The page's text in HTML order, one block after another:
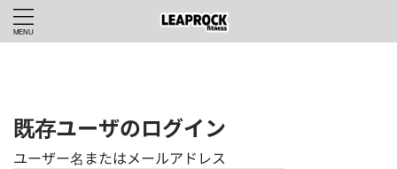
既存ユーザのログイン
ユーザー名またはメールアドレス